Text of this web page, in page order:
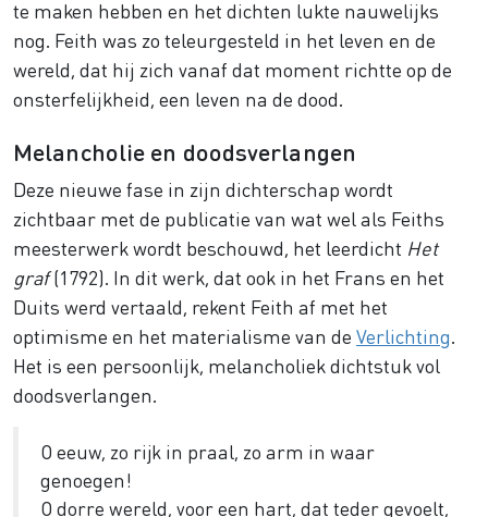
te maken hebben en het dichten lukte nauwelijks
nog. Feith was zo teleurgesteld in het leven en de
wereld, dat hij zich vanaf dat moment richtte op de
onsterfelijkheid, een leven na de dood.
Melancholie en doodsverlangen
Deze nieuwe fase in zijn dichterschap wordt
zichtbaar met de publicatie van wat wel als Feiths
meesterwerk wordt beschouwd, het leerdicht Het
graf(1792). In dit werk, dat ook in het Frans en het
Duits werd vertaald, rekent Feith af met het
optimisme en het materialisme van de Verlichting
Het is een persoonlijk, melancholiek dichtstuk vol
doodsverlangen.
O eeuw, zo rijk in praal, zo arm in waar
genoegen!
O dorre wereld, voor een hart, dat teder gevoelt,